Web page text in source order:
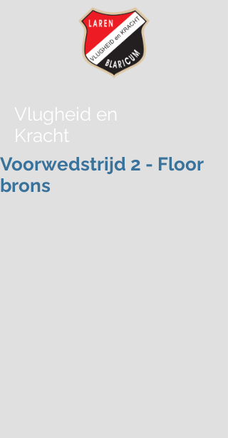
Vlugheid en
Kracht
Voorwedstrijd 2 - Floor
brons